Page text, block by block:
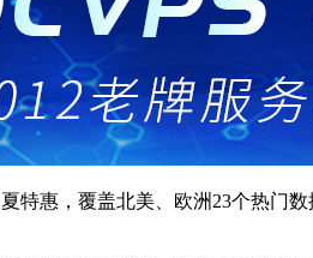
特惠，覆盖北美、欧洲23个热